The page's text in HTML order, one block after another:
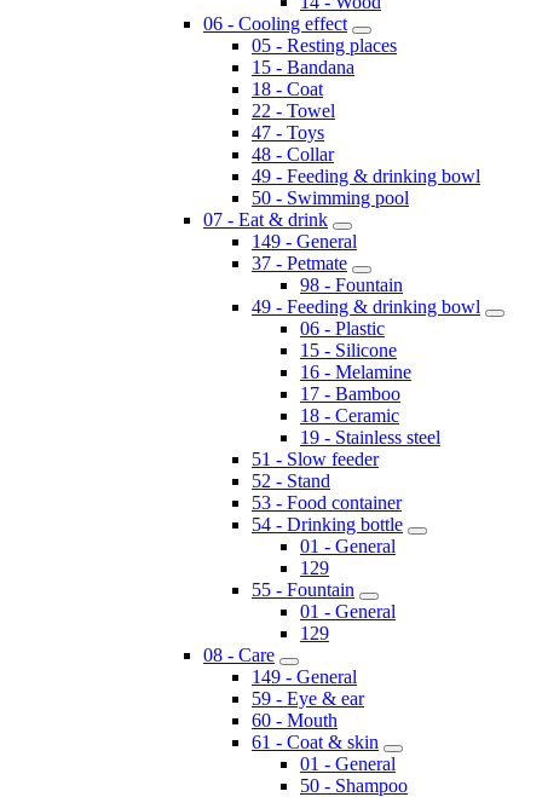
06 - Cooling effect
05 - Resting places
15 - Bandana
18 - Coat
22 - Towel
47 - Toys
48 - Collar
49 - Feeding & drinking bowl
50 - Swimming pool
07 - Eat & drink
149 - General
37 - Petmate
98 - Fountain
49 - Feeding & drinking bowl
06 - Plastic
15 - Silicone
16 - Melamine
17 - Bamboo
18 - Ceramic
19 - Stainless steel
51 - Slow feeder
52 - Stand
53 - Food container
54 - Drinking bottle
01 - General
129
55 - Fountain
01 - General
129
08 - Care
149 - General
59 - Eye & ear
60 - Mouth
61 - Coat & skin
01 - General
50 - Shampoo